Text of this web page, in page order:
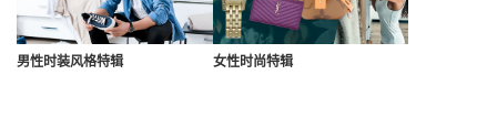
男性时装风格特辑 女性时尚特辑